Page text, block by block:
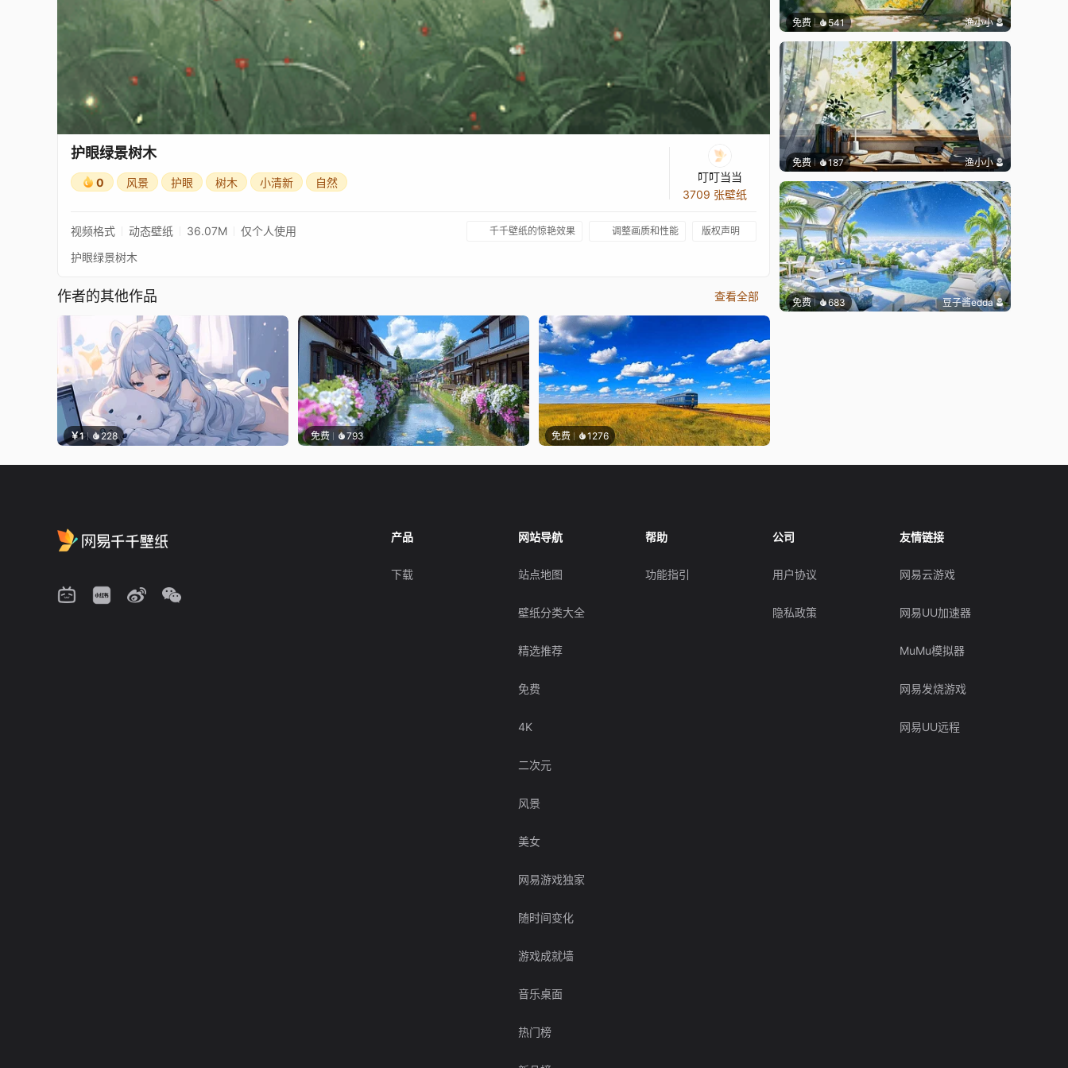
护眼绿景树木
0 风景 护眼 树木 小清新 自然
叮叮当当
3709 张壁纸
视频格式 动态壁纸 36.07M 仅个人使用 千千壁纸的惊艳效果 调整画质和性能 版权声明
护眼绿景树木
作者的其他作品 查看全部
￥1 228 免费 793 免费 1276
免费 541 渔小小
免费 187 渔小小
免费 683 豆子酱edda
产品
下载
网站导航
站点地图
壁纸分类大全
精选推荐
免费
4K
二次元
风景
美女
网易游戏独家
随时间变化
游戏成就墙
音乐桌面
热门榜
帮助
功能指引
公司
用户协议
隐私政策
友情链接
网易云游戏
网易UU加速器
MuMu模拟器
网易发烧游戏
网易UU远程